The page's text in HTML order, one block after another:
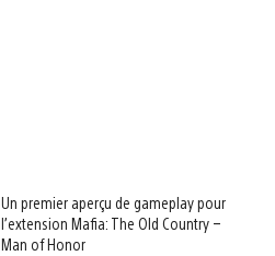
Un premier aperçu de gameplay pour
l’extension Mafia: The Old Country –
Man of Honor